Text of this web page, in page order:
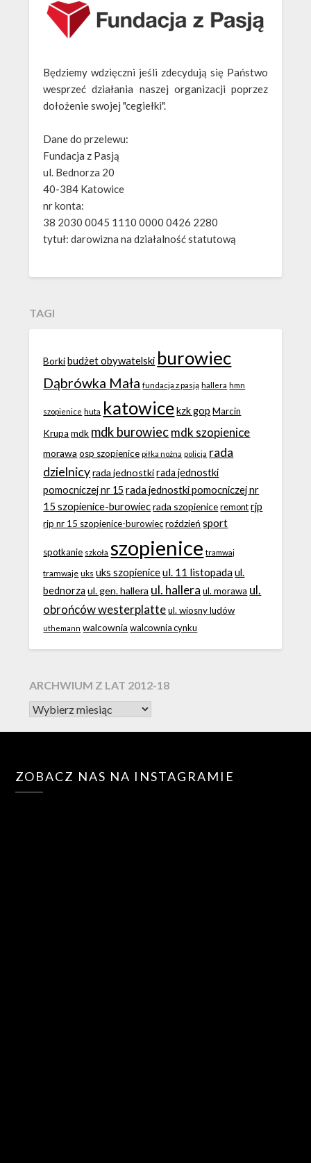
Będziemy wdzięczni jeśli zdecydują się Państwo
wesprzeć działania naszej organizacji poprzez
dołożenie swojej "cegiełki".
Dane do przelewu:
Fundacja z Pasją
ul. Bednorza 20
40-384 Katowice
nr konta:
38 2030 0045 1110 0000 0426 2280
tytuł: darowizna na działalność statutową
TAGI
Borki budżet obywatelski burowiec
Dąbrówka Mała fundacja z pasją hallera hmn
szopienice huta katowice kzk gop Marcin
Krupa mdk mdk burowiecmdk szopienice
morawa osp szopienice piłka nożna policja rada
dzielnicy rada jednostki rada jednostki
pomocniczej nr 15 rada jednostki pomocniczej nr
15 szopienice-burowiec rada szopienice remont rjp
rjp nr 15 szopienice-burowiec roździeń sport
spotkanie szkoła szopienice tramwaj
tramwaje uks uks szopienice ul. 11 listopada ul.
bednorza ul. gen. hallera ul. hallera ul. morawa ul.
obrońców westerplatte ul. wiosny ludów
uthemann walcownia walcownia cynku
ARCHWIUM Z LAT 2012-18
ZOBACZ NAS NA INSTAGRAMIE